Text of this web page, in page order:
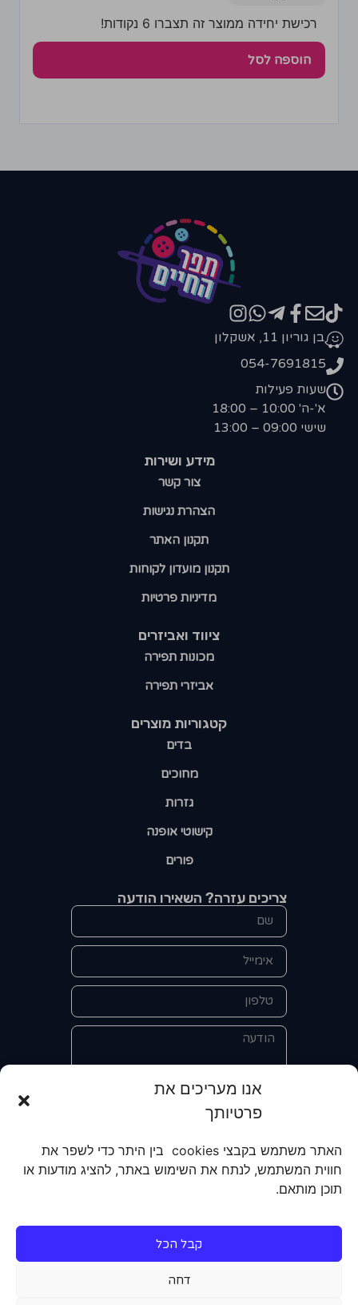
אנו מעריכים את
פרטיותך
האתר משתמש בקבצי cookies בין היתר כדי לשפר את
חווית המשתמש, לנתח את השימוש באתר, להציג מודעות או
תוכן מותאם.
קבל הכל
דחה
רכישת יחידה ממוצר זה תצברו 6 נקודות!
הוספה לסל
קטגוריות מוצרים​
בדים
מחוכים
גזרות
קישוטי אופנה
פורים
ציווד ואביזרים
מכונות תפירה
אביזרי תפירה
מידע ושירות
צור קשר
הצהרת נגישות
תקנון האתר
תקנון מועדון לקוחות
מדיניות פרטיות
בן גוריון 11, אשקלון
054-7691815
שעות פעילות
א'-ה' 10:00 – 18:00
שישי 09:00 – 13:00
צריכים עזרה? השאירו הודעה
אני מאשר/ת את מסירת הפרטים
קבלת מידע על מוצרים, שירותים, מועדון
לקוחות. אני מודע/ת שאוכל לבטל את
הרישום שלי בכל עת ושעל מסירת הפרטים